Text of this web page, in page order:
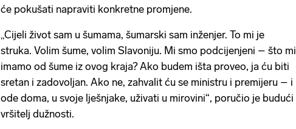
će pokušati napraviti konkretne promjene.
„Cijeli život sam u šumama, šumarski sam inženjer. To mi je
struka. Volim šume, volim Slavoniju. Mi smo podcijenjeni – što mi
imamo od šume iz ovog kraja? Ako budem išta proveo, ja ću biti
sretan i zadovoljan. Ako ne, zahvalit ću se ministru i premijeru – i
ode doma, u svoje lješnjake, uživati u mirovini“, poručio je budući
vršitelj dužnosti.